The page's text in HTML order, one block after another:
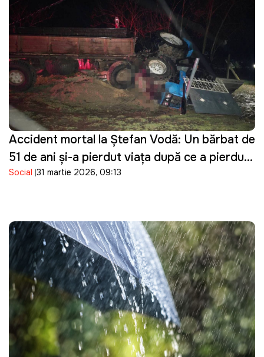
Accident mortal la Ștefan Vodă: Un bărbat de
51 de ani și-a pierdut viața după ce a pierdut
controlul asupra tractorului pe care îl
Social 31 martie 2026, 09:13